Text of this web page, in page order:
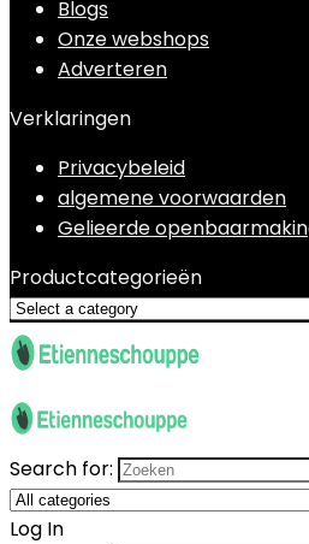
Blogs
Onze webshops
Adverteren
Verklaringen
Privacybeleid
algemene voorwaarden
Gelieerde
Productcategorieën
Search for:
Log In